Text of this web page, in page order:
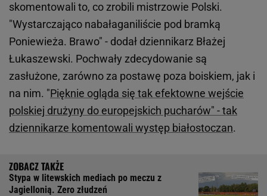
skomentowali to, co zrobili mistrzowie Polski.
"Wystarczająco nabałaganiliście pod bramką
Poniewieża. Brawo" - dodał dziennikarz Błażej
Łukaszewski. Pochwały zdecydowanie są
zasłużone, zarówno za postawę poza boiskiem, jak i
na nim. "Pięknie ogląda się tak efektowne wejście
polskiej drużyny do europejskich pucharów" - tak
dziennikarze komentowali występ białostoczan.
Stypa w litewskich mediach po meczu z
Jagiellonią. Zero złudzeń